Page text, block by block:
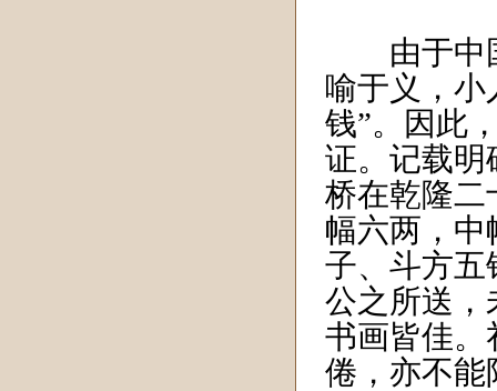
由于中国
喻于义，小
钱”。因此
证。记载明
桥在乾隆二
幅六两，中
子、斗方五
公之所送，
书画皆佳。
倦，亦不能